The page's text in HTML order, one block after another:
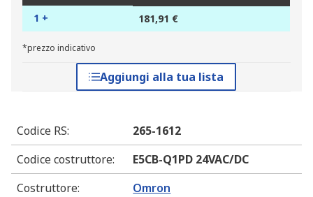
1 + 181,91 €
*prezzo indicativo
Aggiungi alla tua lista
Codice RS:
265-1612
Codice costruttore:
E5CB-Q1PD 24VAC/DC
Costruttore: Omron